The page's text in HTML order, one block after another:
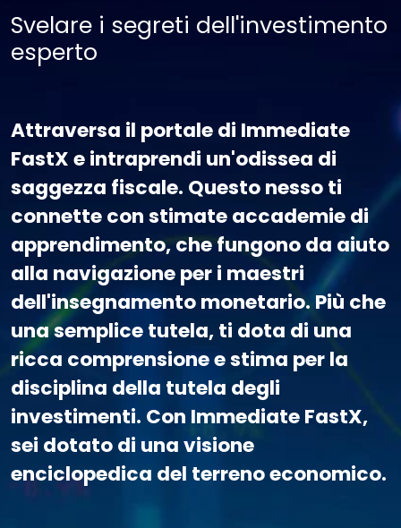
Svelare i segreti dell'investimento
esperto
Attraversa il portale di Immediate
FastX e intraprendi un'odissea di
saggezza fiscale. Questo nesso ti
connette con stimate accademie di
apprendimento, che fungono da aiuto
alla navigazione per i maestri
dell'insegnamento monetario. Più che
una semplice tutela, ti dota di una
ricca comprensione e stima per la
disciplina della tutela degli
investimenti. Con Immediate FastX,
sei dotato di una visione
enciclopedica del terreno economico.